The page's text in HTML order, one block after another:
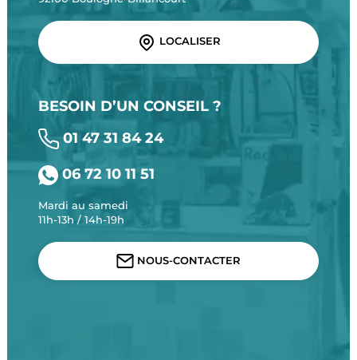
LOCALISER
BESOIN D’UN CONSEIL ?
01 47 31 84 24
06 72 10 11 51
Mardi au samedi
11h-13h / 14h-19h
NOUS-CONTACTER